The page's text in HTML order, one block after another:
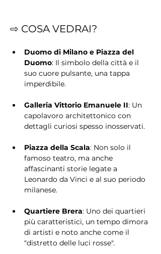
⇨ COSA VEDRAI?
Duomo di Milano e Piazza del
Duomo: Il simbolo della città e il
suo cuore pulsante, una tappa
imperdibile.
Galleria Vittorio Emanuele II: Un
capolavoro architettonico con
dettagli curiosi spesso inosservati.
Piazza della Scala: Non solo il
famoso teatro, ma anche
affascinanti storie legate a
Leonardo da Vinci e al suo periodo
milanese.
Quartiere Brera: Uno dei quartieri
più caratteristici, un tempo dimora
di artisti e noto anche come il
"distretto delle luci rosse".